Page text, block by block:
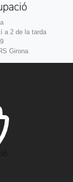
a 2 de la tarda
Girona